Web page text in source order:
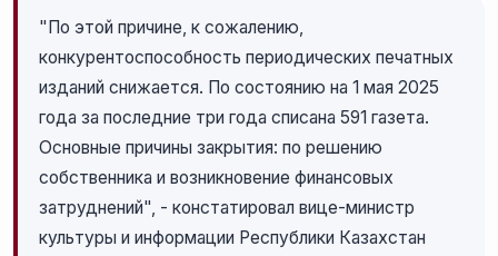
"По этой причине, к сожалению,
конкурентоспособность периодических печатных
изданий снижается. По состоянию на 1 мая 2025
года за последние три года списана 591 газета.
Основные причины закрытия: по решению
собственника и возникновение финансовых
затруднений", - констатировал вице-министр
культуры и информации Республики Казахстан